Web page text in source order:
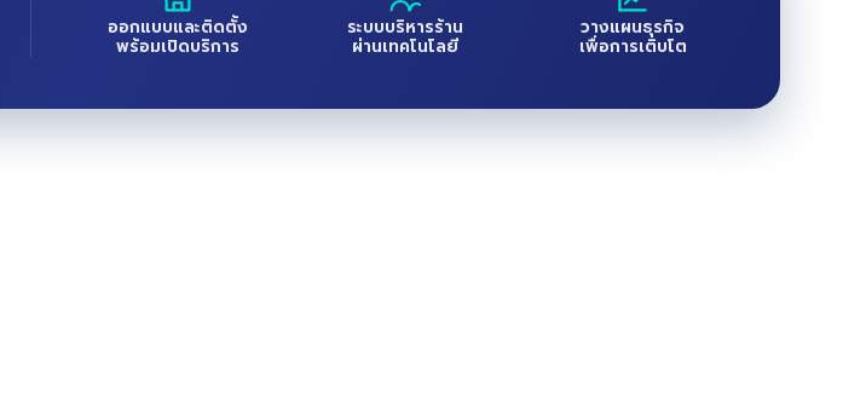
ออกแบบและติดตั้ง
พร้อมเปิดบริการ
ระบบบริหารร้าน
ผ่านเทคโนโลยี
วางแผนธุรกิจ
เพื่อการเติบโต